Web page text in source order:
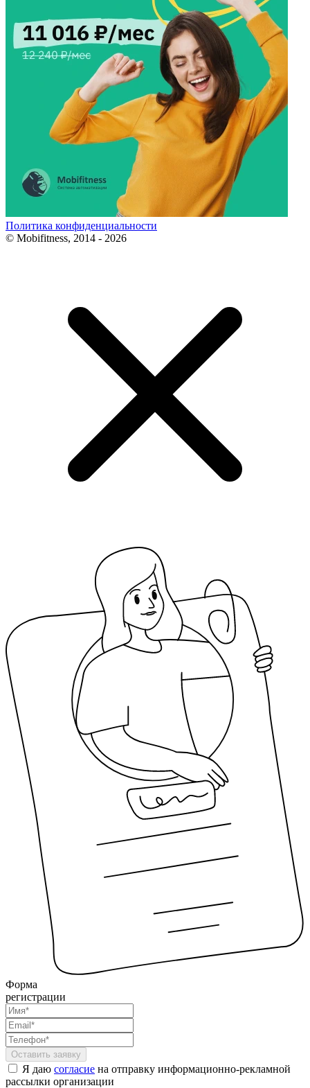
Политика конфиденциальности
© Mobifitness, 2014 - 2026
Форма
регистрации
Я даю согласие на отправку информационно-рекламной
рассылки организации